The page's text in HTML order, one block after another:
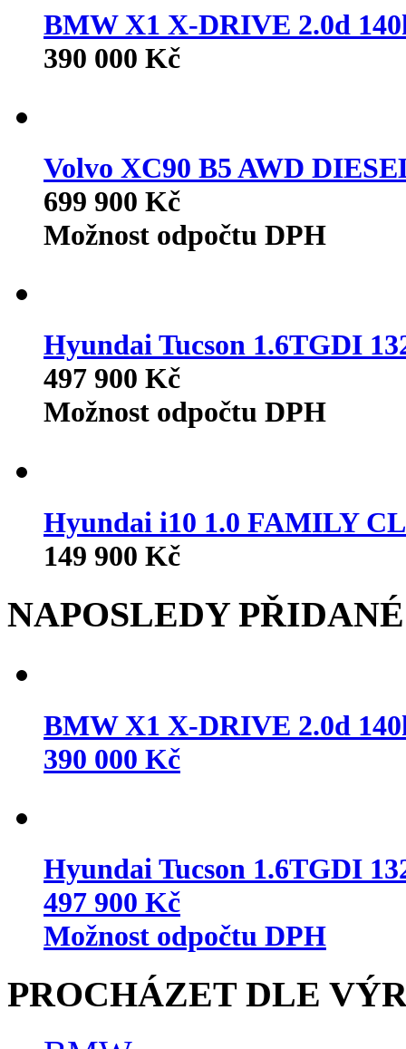
BMW X1 X-DRIVE 2.0d
390 000 Kč
Volvo XC90 B5 AWD
699 900 Kč
Možnost odpočtu DPH
Hyundai Tucson 1.6TGDI
497 900 Kč
Možnost odpočtu DPH
Hyundai i10 1.0 FAMILY
149 900 Kč
NAPOSLEDY PŘIDANÉ
BMW X1 X-DRIVE 2.0d
390 000 Kč
Hyundai Tucson 1.6TGDI
497 900 Kč
Možnost odpočtu DPH
PROCHÁZET DLE